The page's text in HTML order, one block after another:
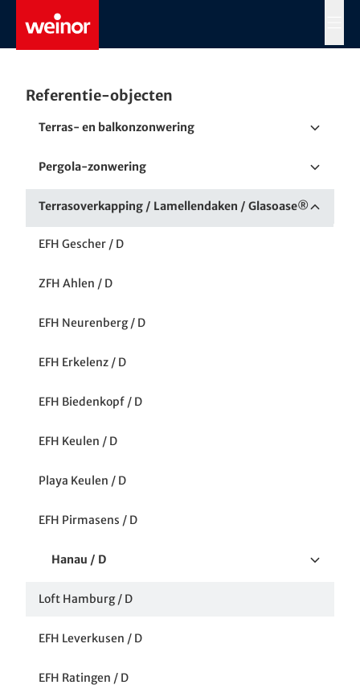
Skip to main content
Referentie-objecten
Terras- en balkonzonwering
Terrasoverkapping in particulier woongebouw in
Pergola-zonwering
Snack- en evenementenschip / D
Golfclub Großensee / D
Landhuis Milser / D
Schlosshotel Göbel / D
LGS Papenburg / D
Café aan de waterkant / GB
Kinderdagverblijf / L
Terrasoverkapping / Lamellendaken / Glasoase®
EFH Gescher / D
ZFH Ahlen / D
EFH Neurenberg / D
EFH Erkelenz / D
EFH Biedenkopf / D
EFH Keulen / D
Playa Keulen / D
EFH Pirmasens / D
Hanau / D
Terrasgenot in de eigen weinor Glasoase®
Loft Hamburg / D
EFH Leverkusen / D
EFH Ratingen / D